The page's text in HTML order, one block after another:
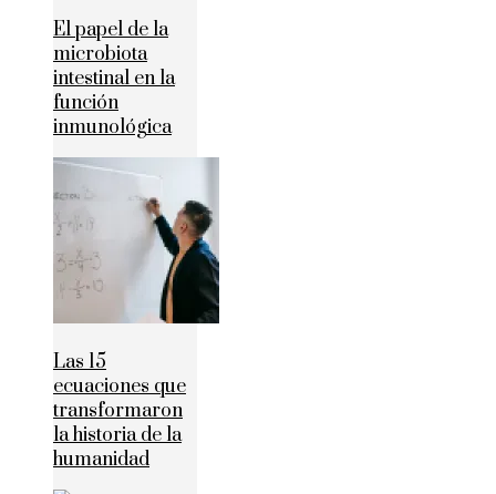
El papel de la
microbiota
intestinal en la
función
inmunológica
Las 15
ecuaciones que
transformaron
la historia de la
humanidad